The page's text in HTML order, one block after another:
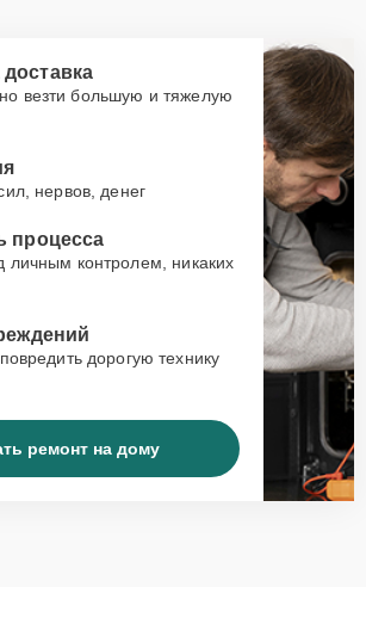
везти большую и тяжелую
нервов, денег
процесса
личным контролем, никаких
дорогую технику
ремонт на дому